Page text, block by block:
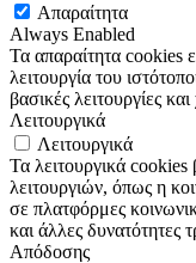
Απαραίτητα
Always Enabled
Τα απαραίτητα cookies
λειτουργία του
βασικές λειτουργίες
Λειτουργικά
Λειτουργικά
Τα λειτουργικά
λειτουργιών, όπως η
σε πλατφόρμες
και άλλες δυνατότητες
Απόδοσης